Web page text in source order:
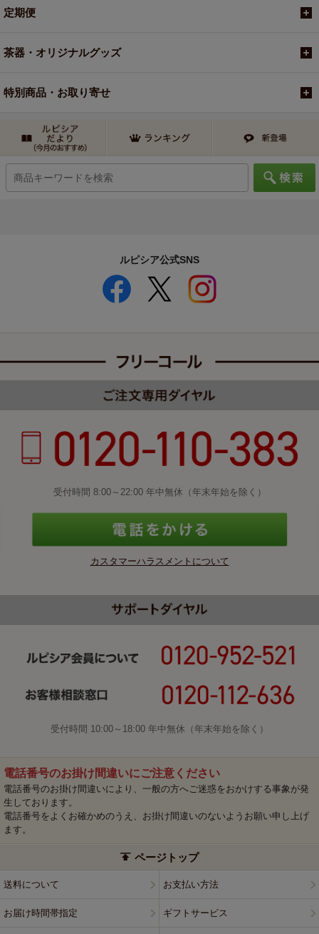
定期便
茶器・オリジナルグッズ
特別商品・お取り寄せ
ルピシア公式SNS
受付時間 8:00～22:00 年中無休（年末年始を除く）
カスタマーハラスメントについて
受付時間 10:00～18:00 年中無休（年末年始を除く）
電話番号のお掛け間違いにご注意ください
電話番号のお掛け間違いにより、一般の方へご迷惑をおかけする事象が発
生しております。
電話番号をよくお確かめのうえ、お掛け間違いのないようお願い申し上げ
ます。
ページトップ
送料について お支払い方法
お届け時間帯指定 ギフトサービス